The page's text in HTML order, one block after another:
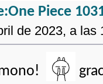
Piece
de 2023, a las